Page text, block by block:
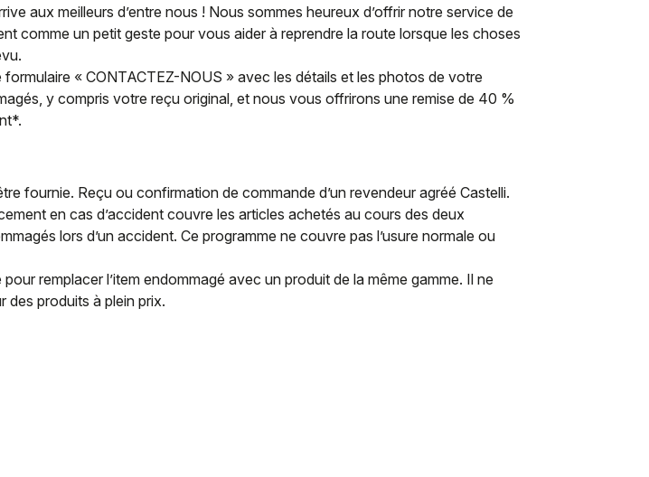
aux meilleurs d’entre nous ! Nous sommes heureux d’offrir notre service de
comme un petit geste pour vous aider à reprendre la route lorsque les choses
« CONTACTEZ-NOUS » avec les détails et les photos de votre
y compris votre reçu original, et nous vous offrirons une remise de 40 %
fournie. Reçu ou confirmation de commande d’un revendeur agréé Castelli.
en cas d’accident couvre les articles achetés au cours des deux
lors d’un accident. Ce programme ne couvre pas l’usure normale ou
remplacer l’item endommagé avec un produit de la même gamme. Il ne
des produits à plein prix.